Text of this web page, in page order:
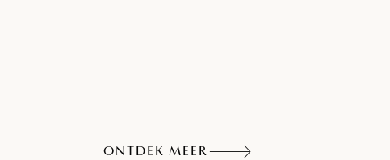
ONTDEK MEER